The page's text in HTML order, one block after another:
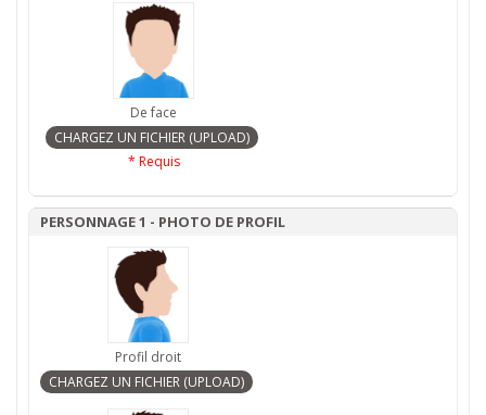
De face
* Requis
PERSONNAGE 1 - PHOTO DE PROFIL
Profil droit